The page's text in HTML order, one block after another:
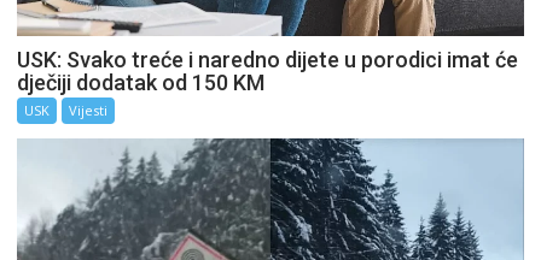
USK: Svako treće i naredno dijete u porodici imat će
dječiji dodatak od 150 KM
USK Vijesti